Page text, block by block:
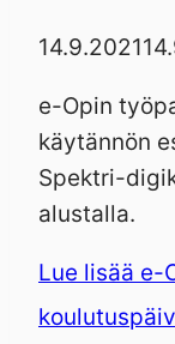
14.9.2021
e-Opin
käytännön
Spektri-
alustalla.
Lue lisää e-